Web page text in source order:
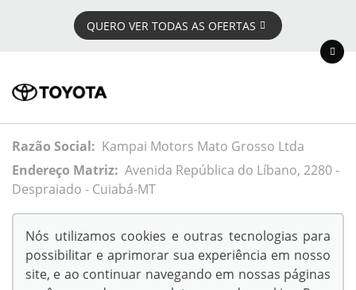
QUERO VER TODAS AS OFERTAS
Razão Social: Kampai Motors Mato Grosso Ltda
Endereço Matriz: Avenida República do Líbano, 2280 -
Despraiado - Cuiabá-MT
© Copyright 2026
AutoForce - Todos os direitos reservados.
Nós utilizamos cookies e outras tecnologias para
possibilitar e aprimorar sua experiência em nosso
site, e ao continuar navegando em nossas páginas